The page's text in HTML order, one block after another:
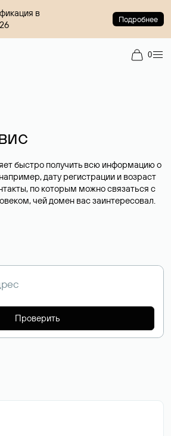
в
Подробнее
0
быстро получить всю информацию о
дату регистрации и возраст
по которым можно связаться с
чей домен вас заинтересовал.
Проверить